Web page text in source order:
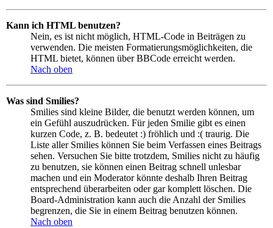
Kann ich HTML benutzen?
Nein, es ist nicht möglich, HTML-Code in Beiträgen zu
verwenden. Die meisten Formatierungsmöglichkeiten, die
HTML bietet, können über BBCode erreicht werden.
Nach oben
Was sind Smilies?
Smilies sind kleine Bilder, die benutzt werden können, um
ein Gefühl auszudrücken. Für jeden Smilie gibt es einen
kurzen Code, z. B. bedeutet :) fröhlich und :( traurig. Die
Liste aller Smilies können Sie beim Verfassen eines Beitrags
sehen. Versuchen Sie bitte trotzdem, Smilies nicht zu häufig
zu benutzen, sie können einen Beitrag schnell unlesbar
machen und ein Moderator könnte deshalb Ihren Beitrag
entsprechend überarbeiten oder gar komplett löschen. Die
Board-Administration kann auch die Anzahl der Smilies
begrenzen, die Sie in einem Beitrag benutzen können.
Nach oben